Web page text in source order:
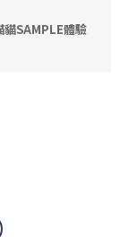
SAMPLE體驗